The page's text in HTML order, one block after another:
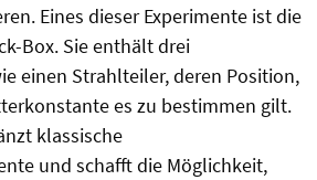
Eines dieser Experimente ist die
Box. Sie enthält drei
einen Strahlteiler, deren Position,
es zu bestimmen gilt.
klassische
und schafft die Möglichkeit,